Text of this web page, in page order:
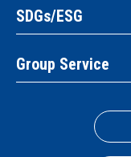
SDGs/ESG
Group Service